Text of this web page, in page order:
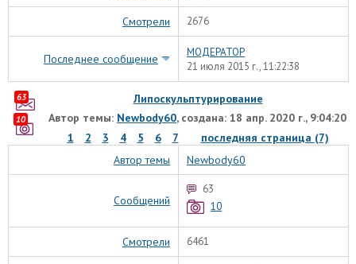
Смотрели 2676
Последнее сообщение
МОДЕРАТОР
21 июля 2015 г., 11:22:38
Липоскульптурирование
Автор темы: Newbody60, создана: 18 апр. 2020 г., 9:04:20
1
2 3 4 5 6 7 последняя страница (7)
63
10
Автор темы Newbody60
Сообщений
63
10
Смотрели 6461